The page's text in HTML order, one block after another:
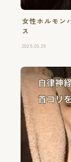
女性ホルモン
ス
2025.09.29